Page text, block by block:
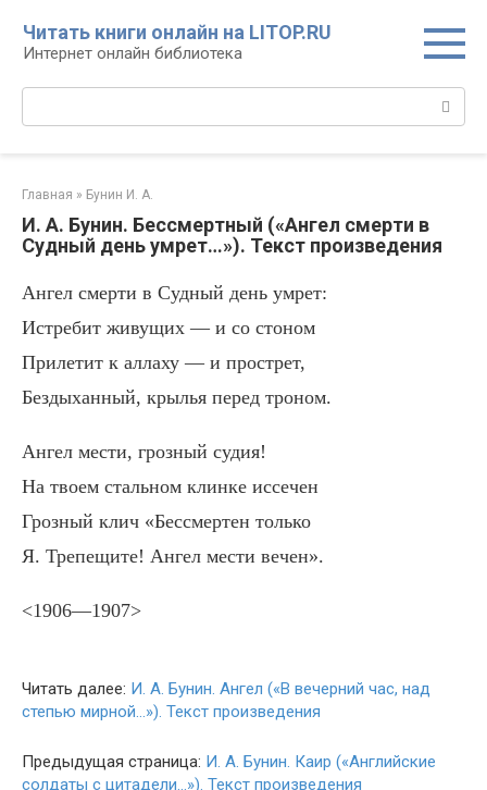
контенту
Читать книги онлайн на LITOP.RU
Интернет онлайн библиотека
Главная » Бунин И. А.
И. А. Бунин. Бессмертный («Ангел смерти в
Судный день умрет…»). Текст произведения
Ангел смерти в Судный день умрет:
Истребит живущих — и со стоном
Прилетит к аллаху — и прострет,
Бездыханный, крылья перед троном.
Ангел мести, грозный судия!
На твоем стальном клинке иссечен
Грозный клич «Бессмертен только
Я. Трепещите! Ангел мести вечен».
<1906—1907>
Читать далее: И. А. Бунин. Ангел («В вечерний час, над
степью мирной…»). Текст произведения
Предыдущая страница: И. А. Бунин. Каир («Английские
солдаты с цитадели…»). Текст произведения